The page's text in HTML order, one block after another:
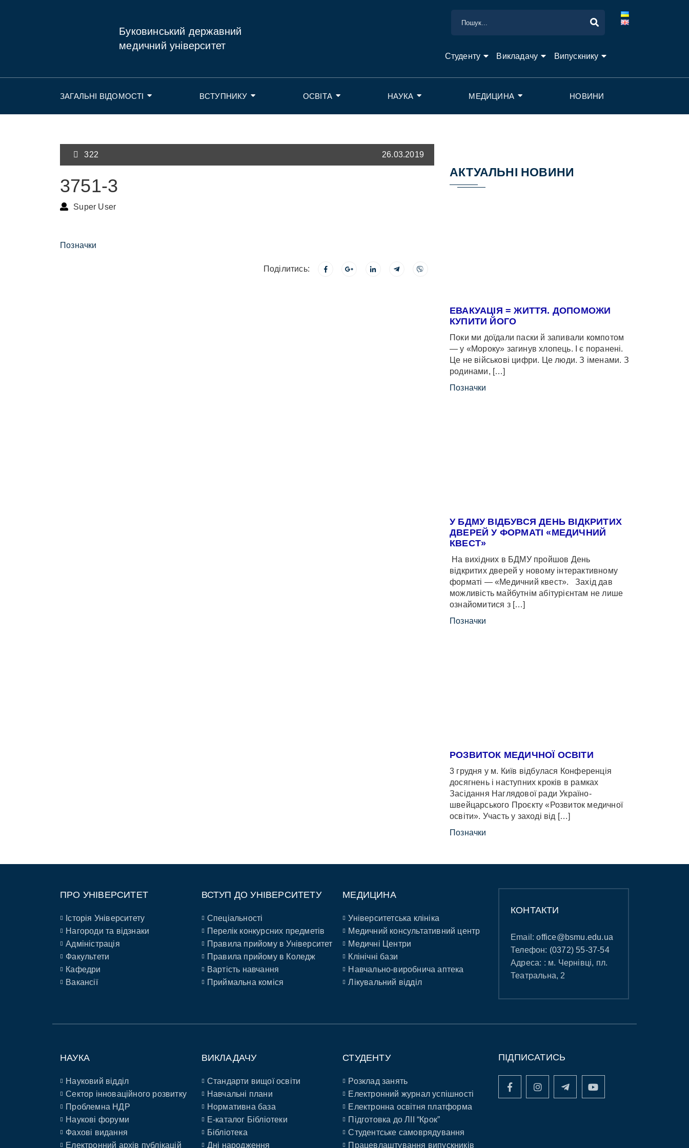
Буковинський державний
медичний університет
Студенту Викладачу Випускнику
ЗАГАЛЬНІ ВІДОМОСТІ ВСТУПНИКУ ОСВІТА НАУКА МЕДИЦИНА НОВИНИ
322 26.03.2019
3751-3
Super User
Позначки
Поділитись:
АКТУАЛЬНІ НОВИНИ
ЕВАКУАЦІЯ = ЖИТТЯ. ДОПОМОЖИ
КУПИТИ ЙОГО
Поки ми доїдали паски й запивали компотом
— у «Мороку» загинув хлопець. І є поранені.
Це не військові цифри. Це люди. З іменами. З
родинами, […]
Позначки
У БДМУ ВІДБУВСЯ ДЕНЬ ВІДКРИТИХ
ДВЕРЕЙ У ФОРМАТІ «МЕДИЧНИЙ
КВЕСТ»
На вихідних в БДМУ пройшов День
відкритих дверей у новому інтерактивному
форматі — «Медичний квест». Захід дав
можливість майбутнім абітурієнтам не лише
ознайомитися з […]
Позначки
РОЗВИТОК МЕДИЧНОЇ ОСВІТИ
3 грудня у м. Київ відбулася Конференція
досягнень і наступних кроків в рамках
Засідання Наглядової ради Україно-
швейцарського Проєкту «Розвиток медичної
освіти». Участь у заході від […]
Позначки
ПРО УНІВЕРСИТЕТ
Історія Університету
Нагороди та відзнаки
Адміністрація
Факультети
Кафедри
Вакансії
ВСТУП ДО УНІВЕРСИТЕТУ
Спеціальності
Перелік конкурсних предметів
Правила прийому в Університет
Правила прийому в Коледж
Вартість навчання
Приймальна коміся
МЕДИЦИНА
Університетська клініка
Медичний консультативний центр
Медичні Центри
Клінічні бази
Навчально-виробнича аптека
Лікувальний відділ
КОНТАКТИ
Email:office@bsmu.edu.ua
Телефон: (0372) 55-37-54
Адреса: : м. Чернівці, пл.
Театральна, 2
НАУКА
Науковий відділ
Сектор інноваційного розвитку
Проблемна НДР
Наукові форуми
Фахові видання
Електронний архів публікацій
ВИКЛАДАЧУ
Стандарти вищої освіти
Навчальні плани
Нормативна база
E-каталог Бібліотеки
Бібліотека
Дні народження
СТУДЕНТУ
Розклад занять
Електронний журнал успішності
Електронна освітня платформа
Підготовка до ЛІІ “Крок”
Студентське самоврядування
Працевлаштування випускників
ПІДПИСАТИСЬ